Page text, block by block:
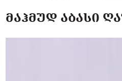
ᲛᲐᲰᲛᲣᲓ ᲐᲑᲐᲡᲘ